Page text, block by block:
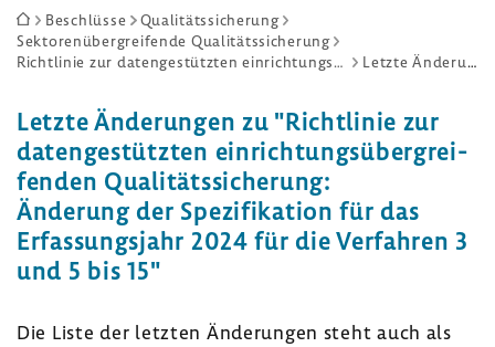
Sie
sind
Beschlüsse
Qualitätssicherung
Sektorenübergreifende Qualitätssicherung
Richtlinie zur datengestützten einrichtungsübergreifenden Qualitätssicherung: Änderung der Spezifikation für das Erfassungsjahr 2024 für die Verfahren 3 und 5 bis 15
Letzte Änderungen
Letzte Ände­rungen zu "Richt­linie zur
daten­ge­stützten einrich­tungs­über­grei­
fenden Quali­täts­si­che­rung:
Ände­rung der Spezi­fi­ka­tion für das
Erfas­sungs­jahr 2024 für die Verfahren 3
und 5 bis 15"
Die Liste der letzten Ände­rungen steht auch als